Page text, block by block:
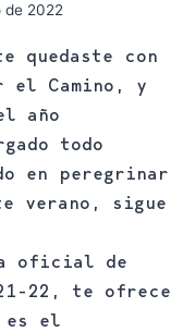
de 2022
quedaste con
el Camino, y
año
todo
en peregrinar
verano, sigue
oficial de
22, te ofrece
es el